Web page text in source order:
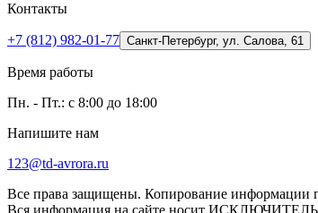
Контакты
+7 (812) 982-01-77 Санкт-Петербург, ул. Салова, 61
Время работы
Пн. - Пт.: с 8:00 до 18:00
Напишите нам
123@td-avrora.ru
Все права защищены. Копирование информации